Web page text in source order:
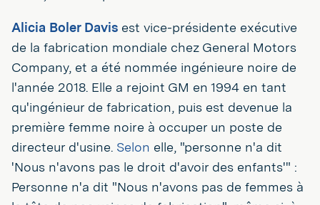
Alicia Boler Davis est vice-présidente exécutive
de la fabrication mondiale chez General Motors
Company, et a été nommée ingénieure noire de
l'année 2018. Elle a rejoint GM en 1994 en tant
qu'ingénieur de fabrication, puis est devenue la
première femme noire à occuper un poste de
directeur d'usine. Selon elle, "personne n'a dit
'Nous n'avons pas le droit d'avoir des enfants'" :
Personne n'a dit "Nous n'avons pas de femmes à